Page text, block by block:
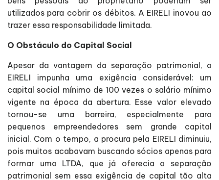
utilizados para cobrir os débitos. A EIRELI inovou ao
trazer essa responsabilidade limitada.
O Obstáculo do Capital Social
Apesar da vantagem da separação patrimonial, a
EIRELI impunha uma exigência considerável: um
capital social mínimo de 100 vezes o salário mínimo
vigente na época da abertura. Esse valor elevado
tornou-se uma barreira, especialmente para
pequenos empreendedores sem grande capital
inicial. Com o tempo, a procura pela EIRELI diminuiu,
pois muitos acabavam buscando sócios apenas para
formar uma LTDA, que já oferecia a separação
patrimonial sem essa exigência de capital tão alta